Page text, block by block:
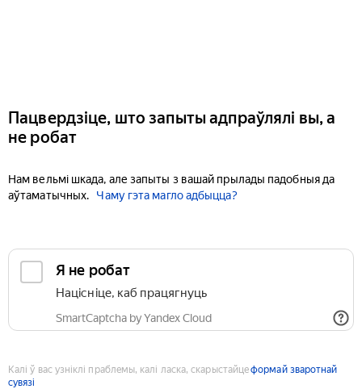
Пацвердзіце, што запыты адпраўлялі вы, а
не робат
Нам вельмі шкада, але запыты з вашай прылады падобныя да
аўтаматычных.
Чаму гэта магло адбыцца?
Я не робат
Націсніце, каб працягнуць
SmartCaptcha by Yandex Cloud
Калі ў вас узніклі праблемы, калі ласка, скарыстайцеформай зваротнай
сувязі